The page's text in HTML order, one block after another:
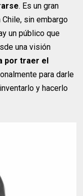
. Es un gran
sin embargo
un público que
una visión
por traer el
para darle
y hacerlo